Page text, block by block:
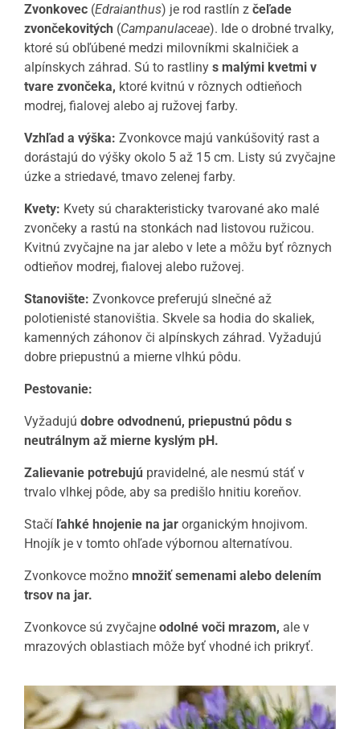
Zvonkovec (Edraianthus) je rod rastlín z čeľade
zvončekovitých (Campanulaceae). Ide o drobné trvalky,
ktoré sú obľúbené medzi milovníkmi skalničiek a
alpínskych záhrad. Sú to rastliny s malými kvetmi v
tvare zvončeka, ktoré kvitnú v rôznych odtieňoch
modrej, fialovej alebo aj ružovej farby.
Vzhľad a výška: Zvonkovce majú vankúšovitý rast a
dorástajú do výšky okolo 5 až 15 cm. Listy sú zvyčajne
úzke a striedavé, tmavo zelenej farby.
Kvety: Kvety sú charakteristicky tvarované ako malé
zvončeky a rastú na stonkách nad listovou ružicou.
Kvitnú zvyčajne na jar alebo v lete a môžu byť rôznych
odtieňov modrej, fialovej alebo ružovej.
Stanovište: Zvonkovce preferujú slnečné až
polotienisté stanovištia. Skvele sa hodia do skaliek,
kamenných záhonov či alpínskych záhrad. Vyžadujú
dobre priepustnú a mierne vlhkú pôdu.
Pestovanie:
Vyžadujú dobre odvodnenú, priepustnú pôdu s
neutrálnym až mierne kyslým pH.
Zalievanie potrebujú pravidelné, ale nesmú stáť v
trvalo vlhkej pôde, aby sa predišlo hnitiu koreňov.
Stačí ľahké hnojenie na jar organickým hnojivom.
Hnojík je v tomto ohľade výbornou alternatívou.
Zvonkovce možno množiť semenami alebo delením
trsov na jar.
Zvonkovce sú zvyčajne odolné voči mrazom, ale v
mrazových oblastiach môže byť vhodné ich prikryť.